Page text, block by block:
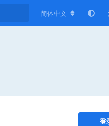
简体中文
登